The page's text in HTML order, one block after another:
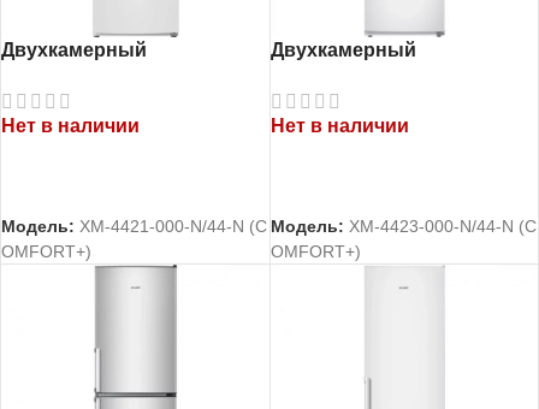
Двухкамерный
ХМ-4421-000-N
Нет в наличии
Модель: ХМ-4421-000-N/44-N (C
OMFORT+)
Двухкамерный
ХМ-4423-000-N
Нет в наличии
Модель: ХМ-4423-000-N/44-N (C
OMFORT+)